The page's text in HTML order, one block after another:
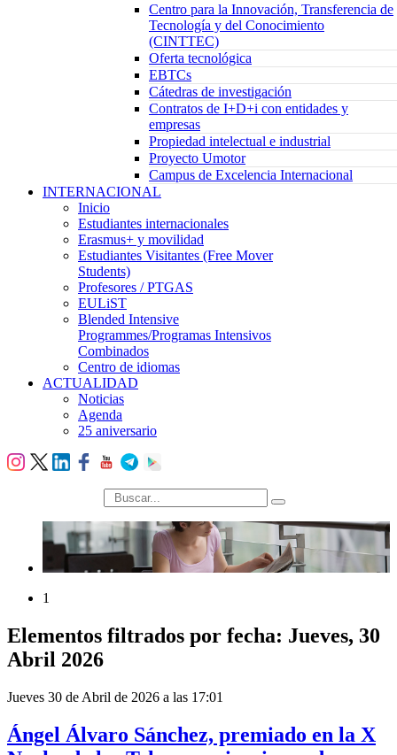
Centro para la Innovación, Transferencia de
Tecnología y del Conocimiento
(CINTTEC)
Oferta tecnológica
EBTCs
Cátedras de investigación
Contratos de I+D+i con entidades y
empresas
Propiedad intelectual e industrial
Proyecto Umotor
Campus de Excelencia Internacional
INTERNACIONAL
Inicio
Estudiantes internacionales
Erasmus+ y movilidad
Estudiantes Visitantes (Free Mover
Students)
Profesores / PTGAS
EULiST
Blended Intensive
Programmes/Programas Intensivos
Combinados
Centro de idiomas
ACTUALIDAD
Noticias
Agenda
25 aniversario
búsqueda
1
Elementos filtrados por fecha: Jueves, 30
Abril 2026
Jueves 30 de Abril de 2026 a las 17:01
Ángel Álvaro Sánchez, premiado en la X